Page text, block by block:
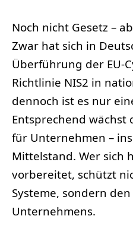
Noch nicht Gesetz –
Zwar hat sich in
Überführung der EU-
Richtlinie NIS2 in
dennoch ist es nur
Entsprechend
für Unternehmen –
Mittelstand. Wer sich
vorbereitet, schützt
Systeme, sondern
Unternehmens.